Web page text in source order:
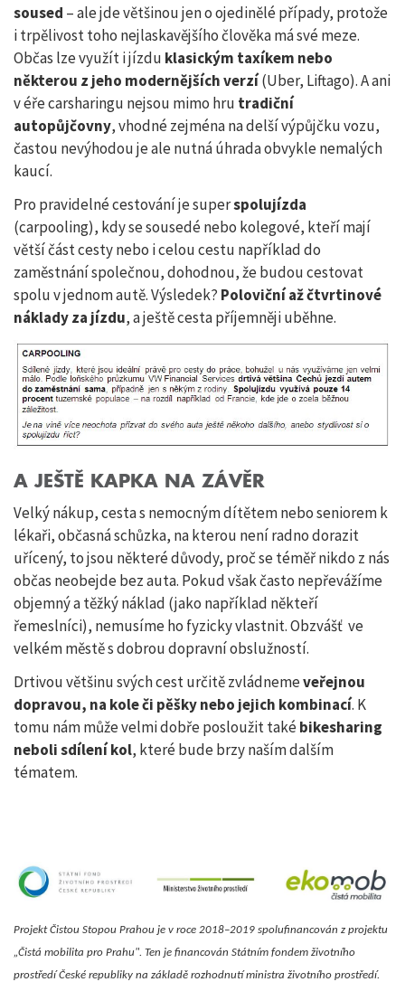
soused – ale jde většinou jen o ojedinělé případy, protože
i trpělivost toho nejlaskavějšího člověka má své meze.
Občas lze využít i jízdu klasickým taxíkem nebo
některou z jeho modernějších verzí(Uber, Liftago). A ani
v éře carsharingu nejsou mimo hru tradiční
autopůjčovny, vhodné zejména na delší výpůjčku vozu,
častou nevýhodou je ale nutná úhrada obvykle nemalých
kaucí.
Pro pravidelné cestování je superspolujízda
(carpooling), kdy se sousedé nebo kolegové, kteří mají
větší část cesty nebo i celou cestu například do
zaměstnání společnou, dohodnou, že budou cestovat
spolu v jednom autě. Výsledek? Poloviční až čtvrtinové
náklady za jízdu, a ještě cesta příjemněji uběhne.
A JEŠTĚ KAPKA NA ZÁVĚR
Velký nákup, cesta s nemocným dítětem nebo seniorem k
lékaři, občasná schůzka, na kterou není radno dorazit
uřícený, to jsou některé důvody, proč se téměř nikdo z nás
občas neobejde bez auta. Pokud však často nepřevážíme
objemný a těžký náklad (jako například někteří
řemeslníci), nemusíme ho fyzicky vlastnit. Obzvášť ve
velkém městě s dobrou dopravní obslužností.
Drtivou většinu svých cest určitě zvládnemeveřejnou
dopravou, na kole či pěšky nebo jejich kombinací. K
tomu nám může velmi dobře posloužit takébikesharing
neboli sdílení kol, které bude brzy naším dalším
tématem.
Projekt Čistou Stopou Prahou je v roce 2018–2019 spolufinancován z projektu
„Čistá mobilita pro Prahu". Ten je financován Státním fondem životního
prostředí České republiky na základě rozhodnutí ministra životního prostředí.